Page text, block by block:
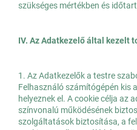
szükséges mértékben és
IV. Az Adatkezelő által kezelt
1. Az Adatkezelők a testre
Felhasználó számítógépén kis
helyeznek el. A cookie célja az
színvonalú működésének
szolgáltatások biztosítása, a